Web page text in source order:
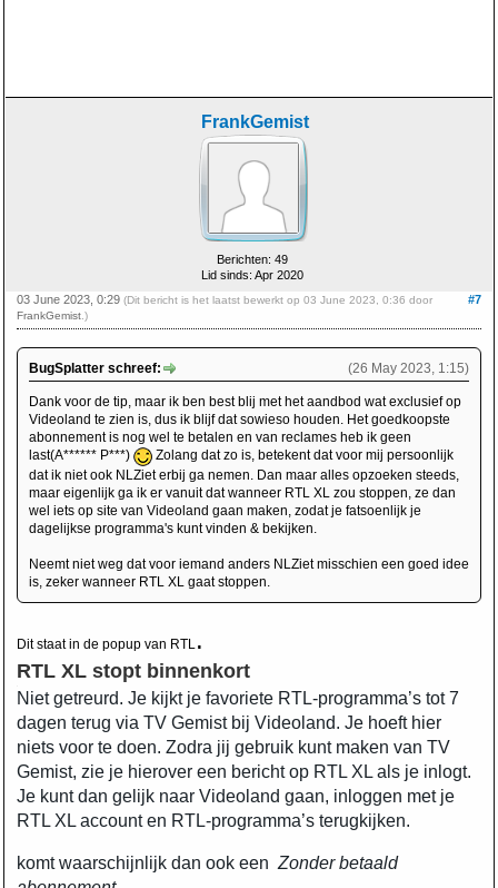
FrankGemist
Berichten: 49
Lid sinds: Apr 2020
#7
03 June 2023, 0:29 (Dit bericht is het laatst bewerkt op 03 June 2023, 0:36 door
FrankGemist.)
(26 May 2023, 1:15)
BugSplatter schreef:
Dank voor de tip, maar ik ben best blij met het aandbod wat exclusief op
Videoland te zien is, dus ik blijf dat sowieso houden. Het goedkoopste
abonnement is nog wel te betalen en van reclames heb ik geen
last(A****** P***)
Zolang dat zo is, betekent dat voor mij persoonlijk
dat ik niet ook NLZiet erbij ga nemen. Dan maar alles opzoeken steeds,
maar eigenlijk ga ik er vanuit dat wanneer RTL XL zou stoppen, ze dan
wel iets op site van Videoland gaan maken, zodat je fatsoenlijk je
dagelijkse programma's kunt vinden & bekijken.
Neemt niet weg dat voor iemand anders NLZiet misschien een goed idee
is, zeker wanneer RTL XL gaat stoppen.
Dit staat in de popup van RTL .
RTL XL stopt binnenkort
Niet getreurd. Je kijkt je favoriete RTL-programma’s tot 7
dagen terug via TV Gemist bij Videoland. Je hoeft hier
niets voor te doen. Zodra jij gebruik kunt maken van TV
Gemist, zie je hierover een bericht op RTL XL als je inlogt.
Je kunt dan gelijk naar Videoland gaan, inloggen met je
RTL XL account en RTL-programma’s terugkijken.
komt waarschijnlijk dan ook een Zonder betaald